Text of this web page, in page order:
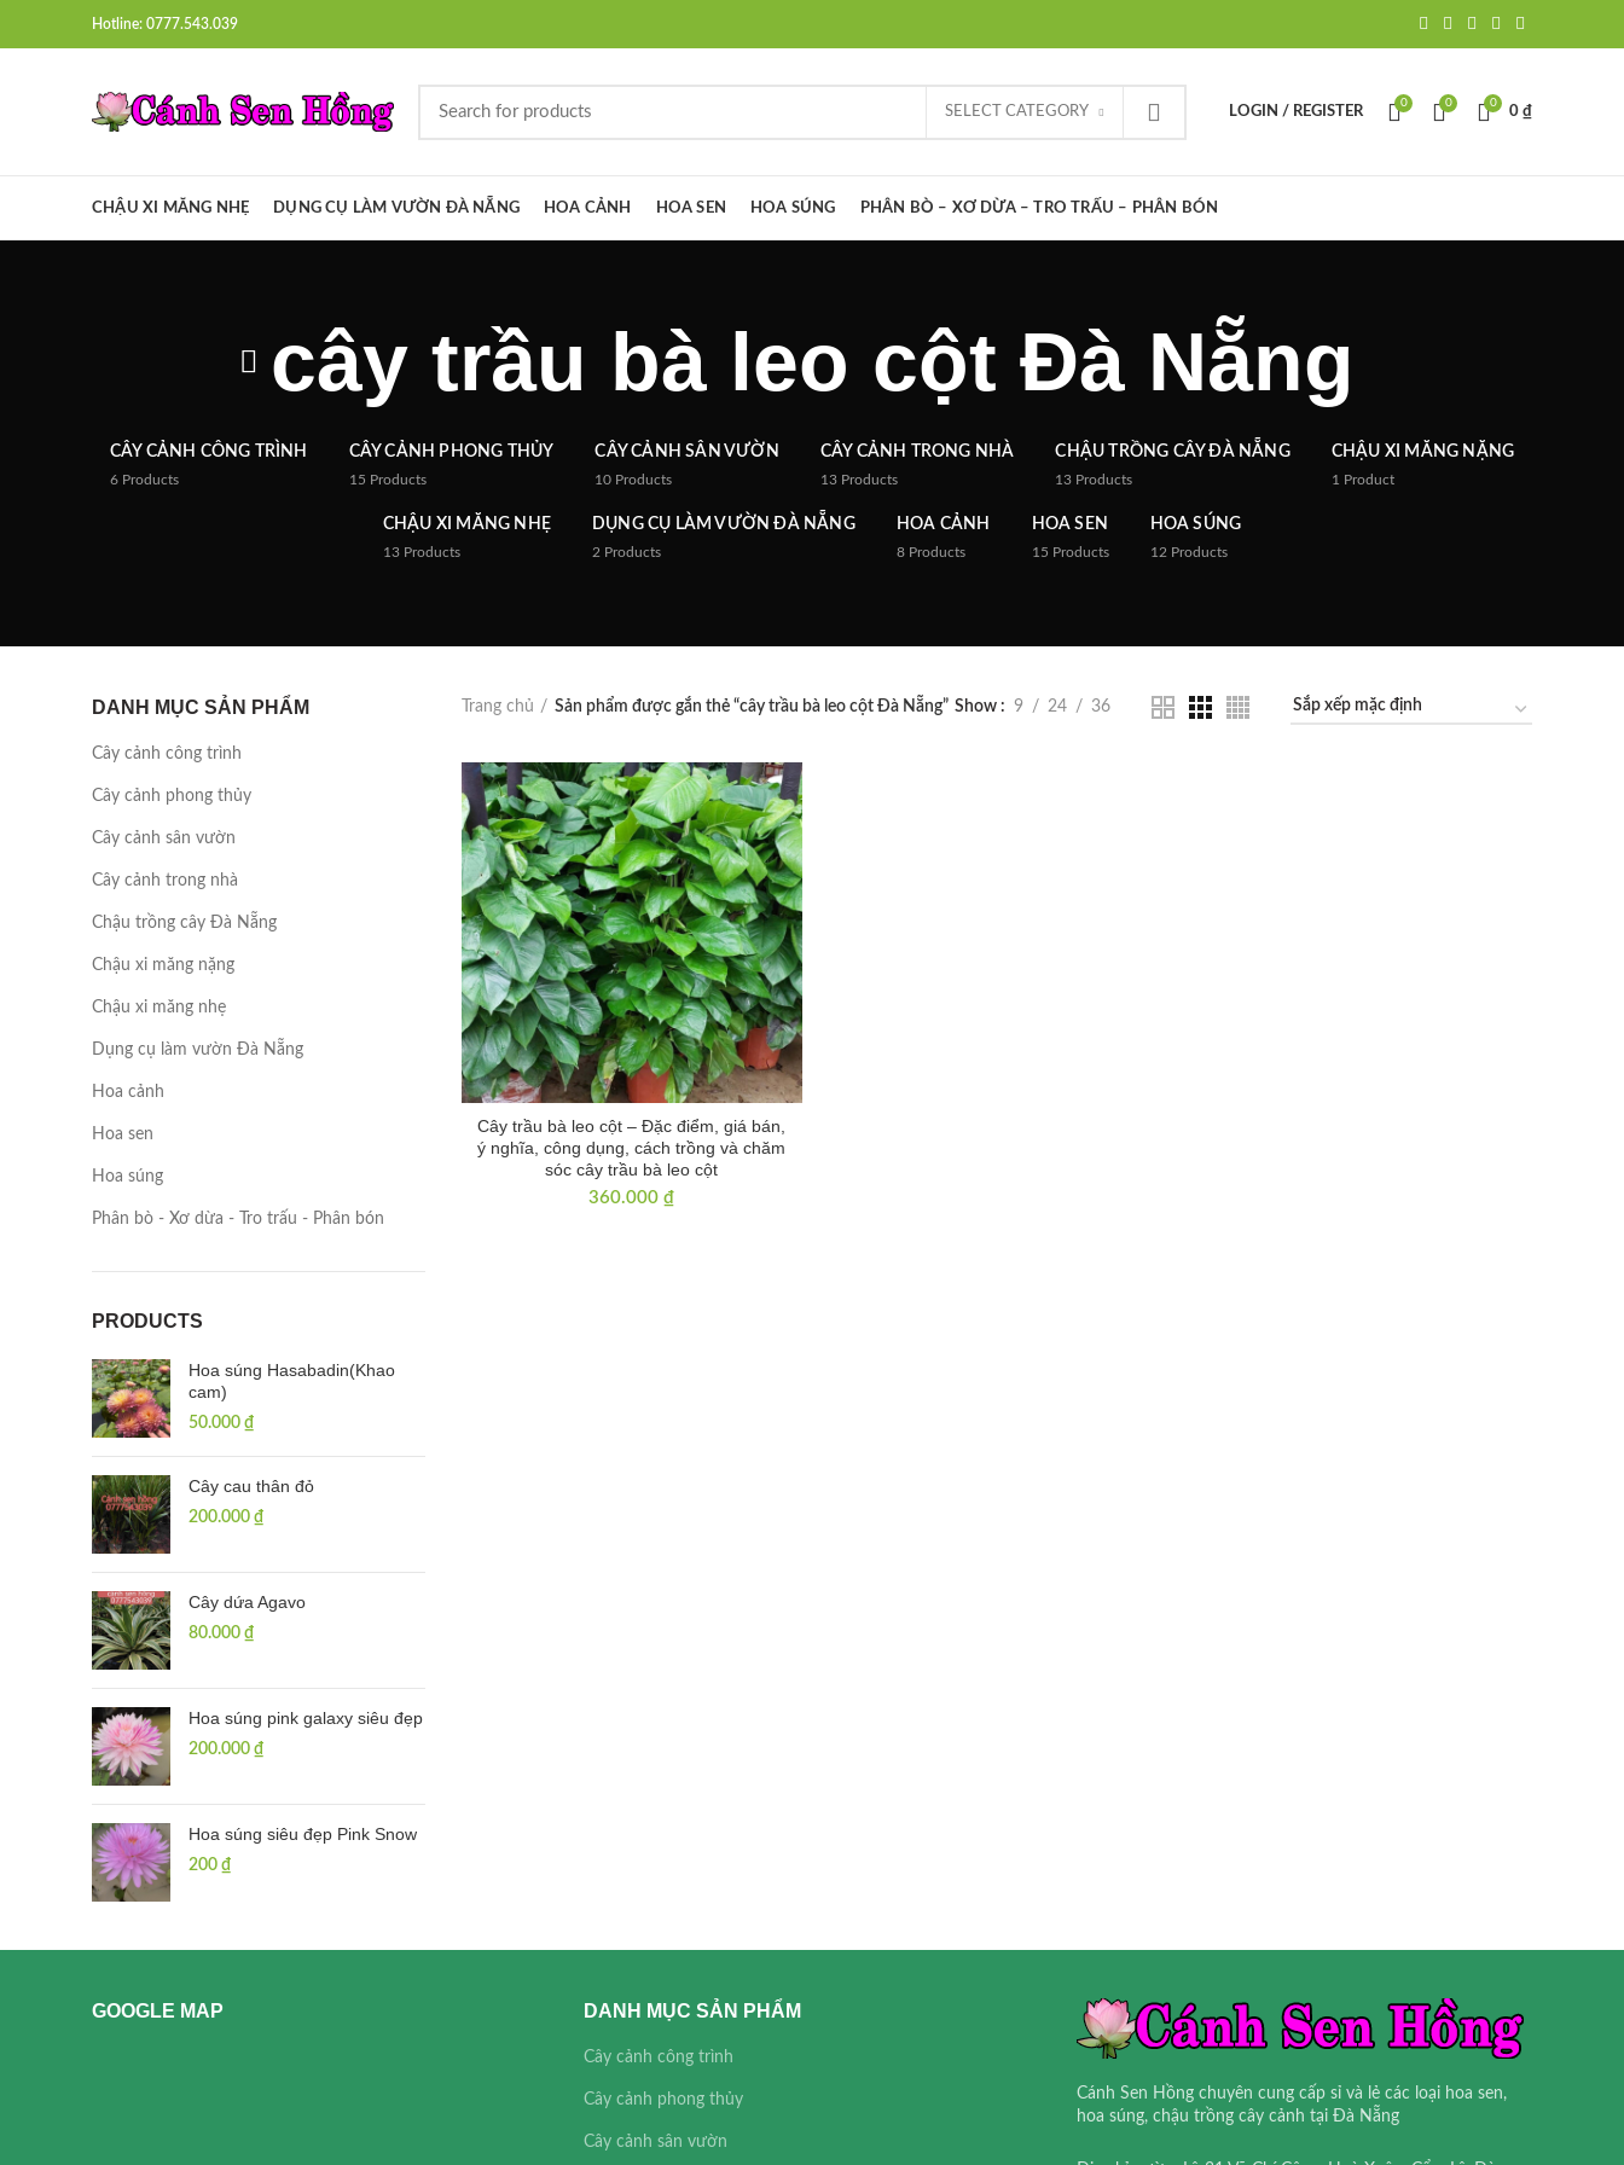
Hotline: 0777.543.039
SELECT CATEGORY LOGIN / REGISTER
0 0 0
0 ₫
CHẬU XI MĂNG NHẸ DỤNG CỤ LÀM VƯỜN ĐÀ NẴNG HOA CẢNH HOA SEN HOA SÚNG PHÂN BÒ – XƠ DỪA – TRO TRẤU – PHÂN BÓN
cây trầu bà leo cột Đà Nẵng
CÂY CẢNH CÔNG TRÌNH
6 Products
CÂY CẢNH PHONG THỦY
15 Products
CÂY CẢNH SÂN VƯỜN
10 Products
CÂY CẢNH TRONG NHÀ
13 Products
CHẬU TRỒNG CÂY ĐÀ NẴNG
13 Products
CHẬU XI MĂNG NẶNG
1 Product
CHẬU XI MĂNG NHẸ
13 Products
DỤNG CỤ LÀM VƯỜN ĐÀ NẴNG
2 Products
HOA CẢNH
8 Products
HOA SEN
15 Products
HOA SÚNG
12 Products
DANH MỤC SẢN PHẨM
Cây cảnh công trình
Cây cảnh phong thủy
Cây cảnh sân vườn
Cây cảnh trong nhà
Chậu trồng cây Đà Nẵng
Chậu xi măng nặng
Chậu xi măng nhẹ
Dụng cụ làm vườn Đà Nẵng
Hoa cảnh
Hoa sen
Hoa súng
Phân bò - Xơ dừa - Tro trấu - Phân bón
PRODUCTS
Hoa súng Hasabadin(Khao
cam)
50.000 ₫
Cây cau thân đỏ
200.000 ₫
Cây dứa Agavo
80.000 ₫
Hoa súng pink galaxy siêu đẹp
200.000 ₫
Hoa súng siêu đẹp Pink Snow
200 ₫
Trang chủ Sản phẩm được gắn thẻ “cây trầu bà leo cột Đà Nẵng” Show 9 24 36
Cây trầu bà leo cột – Đặc điểm, giá bán,
ý nghĩa, công dụng, cách trồng và chăm
sóc cây trầu bà leo cột
360.000₫
GOOGLE MAP DANH MỤC SẢN PHẨM
Cây cảnh công trình
Cây cảnh phong thủy
Cây cảnh sân vườn
Cánh Sen Hồng chuyên cung cấp sỉ và lẻ các loại hoa sen,
hoa súng, chậu trồng cây cảnh tại Đà Nẵng